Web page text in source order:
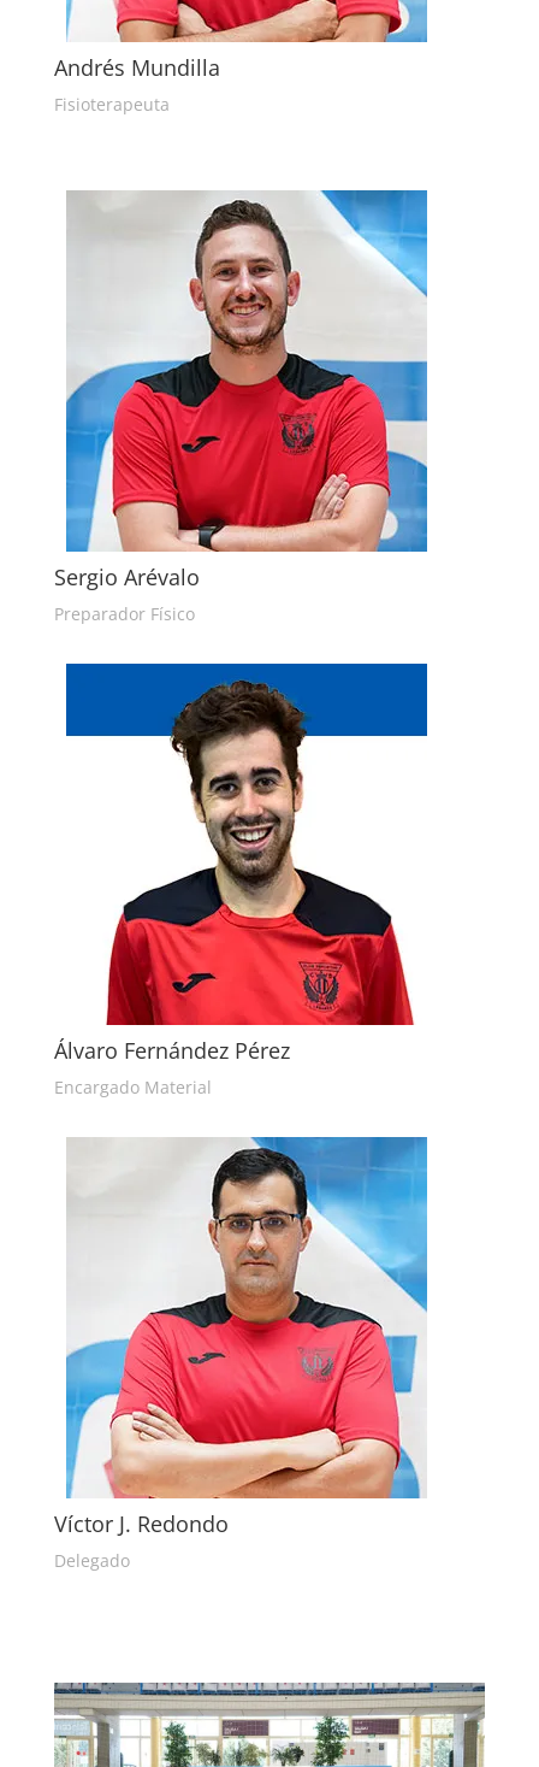
Andrés Mundilla
Fisioterapeuta
Sergio Arévalo
Preparador Físico
Álvaro Fernández Pérez
Encargado Material
Víctor J. Redondo
Delegado